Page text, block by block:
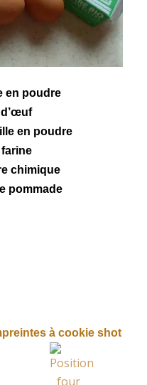
en poudre
en poudre
farine
chimique
pommade
à cookie shot